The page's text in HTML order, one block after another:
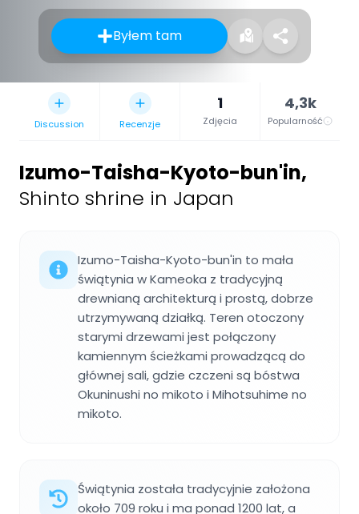
Byłem tam
Discussion Recenzje
1
Zdjęcia
4,3k
Popularność
Izumo-Taisha-Kyoto-bun'in,
Shinto shrine in Japan
Izumo-Taisha-Kyoto-bun'in to mała
świątynia w Kameoka z tradycyjną
drewnianą architekturą i prostą, dobrze
utrzymywaną działką. Teren otoczony
starymi drzewami jest połączony
kamiennym ścieżkami prowadzącą do
głównej sali, gdzie czczeni są bóstwa
Okuninushi no mikoto i Mihotsuhime no
mikoto.
Świątynia została tradycyjnie założona
około 709 roku i ma ponad 1200 lat, a